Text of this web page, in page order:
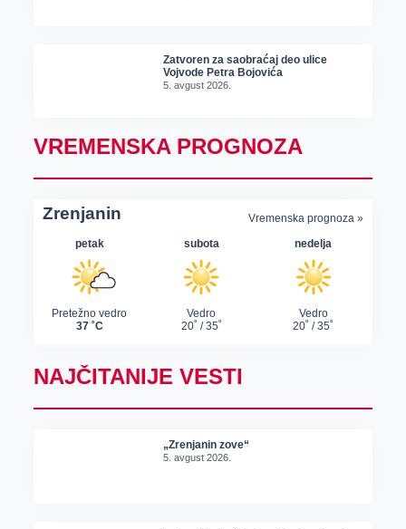
Zatvoren za saobraćaj deo ulice
Vojvode Petra Bojovića
5. avgust 2026.
VREMENSKA PROGNOZA
NAJČITANIJE VESTI
„Zrenjanin zove“
5. avgust 2026.